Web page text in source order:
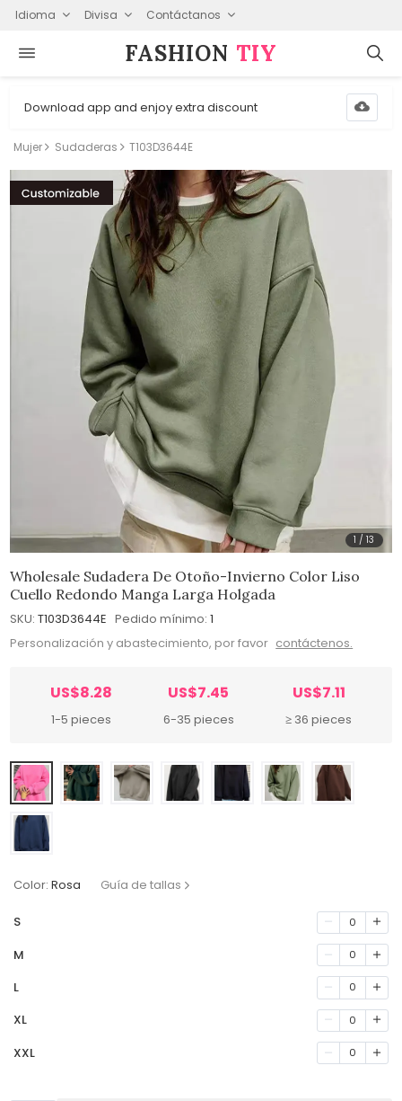
Idioma Divisa Contáctanos
FASHION⁠ TIY
Download app and enjoy extra discount
Mujer Sudaderas T103D3644E
1 /13
Wholesale Sudadera De Otoño-Invierno Color Liso
Cuello Redondo Manga Larga Holgada
SKU: T103D3644E Pedido mínimo: 1
Personalización y abastecimiento, por favor contáctenos.
US$8.28
1-5 pieces
US$7.45
6-35 pieces
US$7.11
≥ 36 pieces
Color: Rosa Guía de tallas
S 0
M 0
L 0
XL 0
XXL 0